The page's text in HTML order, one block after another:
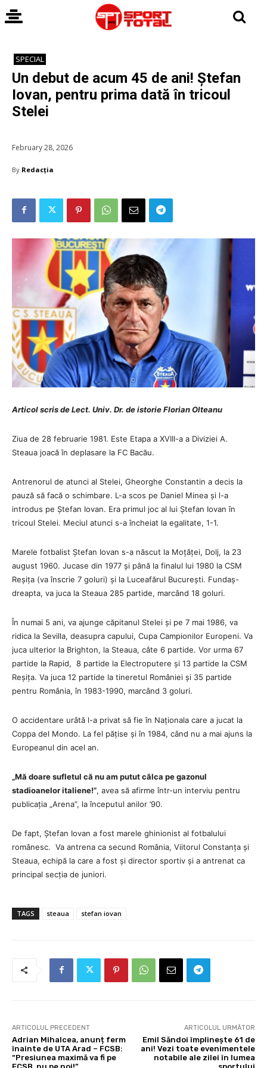
SPECIAL
Un debut de acum 45 de ani! Ștefan
Iovan, pentru prima dată în tricoul
Stelei
February 28, 2026
By Redacția
Articol scris de Lect. Univ. Dr. de istorie Florian Olteanu
Ziua de 28 februarie 1981. Este Etapa a XVIII-a a Diviziei A.
Steaua joacă în deplasare la FC Bacău.
Antrenorul de atunci al Stelei, Gheorghe Constantin a decis la
pauză să facă o schimbare. L-a scos pe Daniel Minea și l-a
introdus pe Ștefan Iovan. Era primul joc al lui Ștefan Iovan în
tricoul Stelei. Meciul atunci s-a încheiat la egalitate, 1-1.
Marele fotbalist Ștefan Iovan s-a născut la Moțăței, Dolj, la 23
august 1960. Jucase din 1977 și până la finalul lui 1980 la CSM
Reșița (va înscrie 7 goluri) și la Luceafărul București. Fundaș-
dreapta, va juca la Steaua 285 partide, marcând 18 goluri.
În numai 5 ani, va ajunge căpitanul Stelei și pe 7 mai 1986, va
ridica la Sevilla, deasupra capului, Cupa Campionilor Europeni. Va
juca ulterior la Brighton, la Steaua, câte 6 partide. Vor urma 67
partide la Rapid, 8 partide la Electroputere și 13 partide la CSM
Reșița. Va juca 12 partide la tineretul României și 35 partide
pentru România, în 1983-1990, marcând 3 goluri.
O accidentare urâtă l-a privat să fie în Naționala care a jucat la
Coppa del Mondo. La fel pățise și în 1984, când nu a mai ajuns la
Europeanul din acel an.
„Mă doare sufletul că nu am putut călca pe gazonul
stadioanelor italiene!”, avea să afirme într-un interviu pentru
publicația „Arena”, la începutul anilor ’90.
De fapt, Ștefan Iovan a fost marele ghinionist al fotbalului
românesc. Va antrena ca secund România, Viitorul Constanța și
Steaua, echipă la care a fost și director sportiv și a antrenat ca
principal secția de juniori.
TAGS steaua stefan iovan
ARTICOLUL PRECEDENT
Adrian Mihalcea, anunț ferm
înainte de UTA Arad – FCSB:
“Presiunea maximă va fi pe
ARTICOLUL URMĂTOR
Emil Săndoi împlinește 61 de
ani! Vezi toate evenimentele
notabile ale zilei în lumea